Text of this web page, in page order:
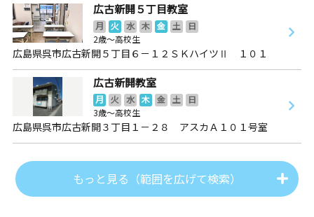
広古新開５丁目教室
月 火 水 木 金 土
日
2歳～高校生
広島県呉市広古新開５丁目６－１２ＳＫハイツⅡ １０１
広古新開教室
月 火 水 木 金 土
日
3歳～高校生
広島県呉市広古新開３丁目１－２８ アスカＡ１０１号室
もっと見る（範囲を広げて検索）